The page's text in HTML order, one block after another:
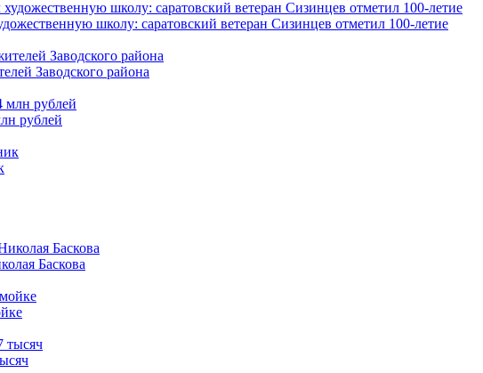
школу: саратовский ветеран Сизинцев отметил 100-летие
Заводского района
рублей
Баскова